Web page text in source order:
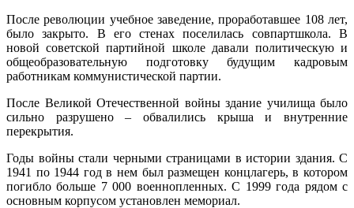
После революции учебное заведение, проработавшее 108 лет,
было закрыто. В его стенах поселилась совпартшкола. В
новой советской партийной школе давали политическую и
общеобразовательную подготовку будущим кадровым
работникам коммунистической партии.
После Великой Отечественной войны здание училища было
сильно разрушено – обвалились крыша и внутренние
перекрытия.
Годы войны стали черными страницами в истории здания. С
1941 по 1944 год в нем был размещен концлагерь, в котором
погибло больше 7 000 военнопленных. С 1999 года рядом с
основным корпусом установлен мемориал.